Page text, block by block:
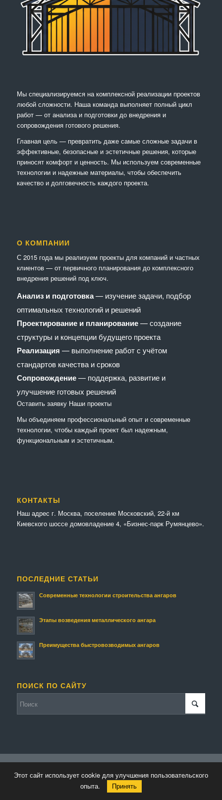
Мы специализируемся на комплексной реализации проектов
любой сложности. Наша команда выполняет полный цикл
работ — от анализа и подготовки до внедрения и
сопровождения готового решения.
Главная цель — превратить даже самые сложные задачи в
эффективные, безопасные и эстетичные решения, которые
приносят комфорт и ценность. Мы используем современные
технологии и надежные материалы, чтобы обеспечить
качество и долговечность каждого проекта.
О КОМПАНИИ
С 2015 года мы реализуем проекты для компаний и частных
клиентов — от первичного планирования до комплексного
внедрения решений под ключ.
Анализ и подготовка— изучение задачи, подбор
оптимальных технологий и решений
Проектирование и планирование— создание
структуры и концепции будущего проекта
Реализация — выполнение работ с учётом
стандартов качества и сроков
Сопровождение— поддержка, развитие и
улучшение готовых решений
Оставить заявку Наши проекты
Мы объединяем профессиональный опыт и современные
технологии, чтобы каждый проект был надежным,
функциональным и эстетичным.
КОНТАКТЫ
Наш адрес г. Москва, поселение Московский, 22-й км
Киевского шоссе домовладение 4, «Бизнес-парк Румянцево».
ПОСЛЕДНИЕ СТАТЬИ
Современные технологии строительства ангаров
Этапы возведения металлического ангара
Преимущества быстровозводимых ангаров
ПОИСК ПО САЙТУ
powered by Enfold WordPress Theme
Этот сайт использует cookie для улучшения пользовательского
опыта.
Принять